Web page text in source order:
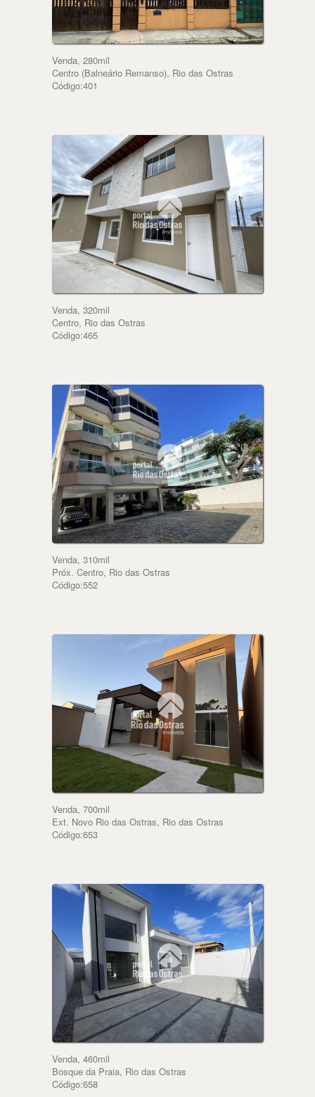
Venda, 280mil
Centro (Balneário Remanso), Rio das Ostras
Código:401
Venda, 320mil
Centro, Rio das Ostras
Código:465
Venda, 310mil
Próx. Centro, Rio das Ostras
Código:552
Venda, 700mil
Ext. Novo Rio das Ostras, Rio das Ostras
Código:653
Venda, 460mil
Bosque da Praia, Rio das Ostras
Código:658